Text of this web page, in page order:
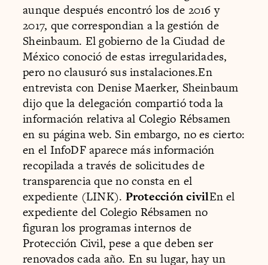
aunque después encontró los de 2016 y
2017, que correspondian a la gestión de
Sheinbaum. El gobierno de la Ciudad de
México conoció de estas irregularidades,
pero no clausuró sus instalaciones.En
entrevista con Denise Maerker, Sheinbaum
dijo que la delegación compartió toda la
información relativa al Colegio Rébsamen
en su página web. Sin embargo, no es cierto:
en el InfoDF aparece más información
recopilada a través de solicitudes de
transparencia que no consta en el
expediente (LINK). Protección civilEn el
expediente del Colegio Rébsamen no
figuran los programas internos de
Protección Civil, pese a que deben ser
renovados cada año. En su lugar, hay un